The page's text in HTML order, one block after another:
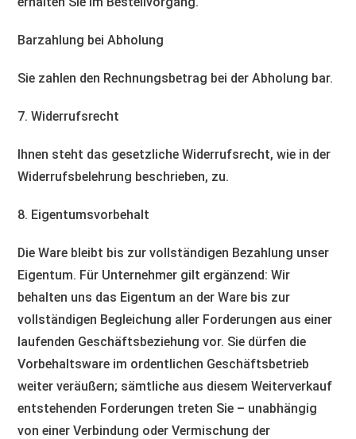
Barzahlung bei Abholung
Sie zahlen den Rechnungsbetrag bei der Abholung bar.
7. Widerrufsrecht
Ihnen steht das gesetzliche Widerrufsrecht, wie in der
Widerrufsbelehrung beschrieben, zu.
8. Eigentumsvorbehalt​​​​​​​
Die Ware bleibt bis zur vollständigen Bezahlung unser
Eigentum. Für Unternehmer gilt ergänzend: Wir
behalten uns das Eigentum an der Ware bis zur
vollständigen Begleichung aller Forderungen aus einer
laufenden Geschäftsbeziehung vor. Sie dürfen die
Vorbehaltsware im ordentlichen Geschäftsbetrieb
weiter veräußern; sämtliche aus diesem Weiterverkauf
entstehenden Forderungen treten Sie – unabhängig
von einer Verbindung oder Vermischung der